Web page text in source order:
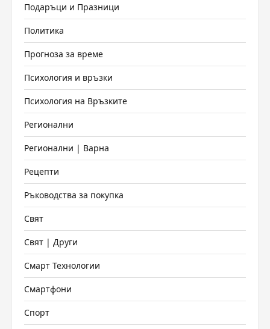
Подаръци и Празници
Политика
Прогноза за време
Психология и връзки
Психология на Връзките
Регионални
Регионални | Варна
Рецепти
Ръководства за покупка
Свят
Свят | Други
Смарт Технологии
Смартфони
Спорт